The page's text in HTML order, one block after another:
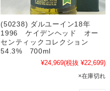
(50238) ダルユーイン18年
1996 ケイデンヘッド オー
センティックコレクション
54.3% 700ml
¥24,969(税抜 ¥22,699)
×在庫切れ